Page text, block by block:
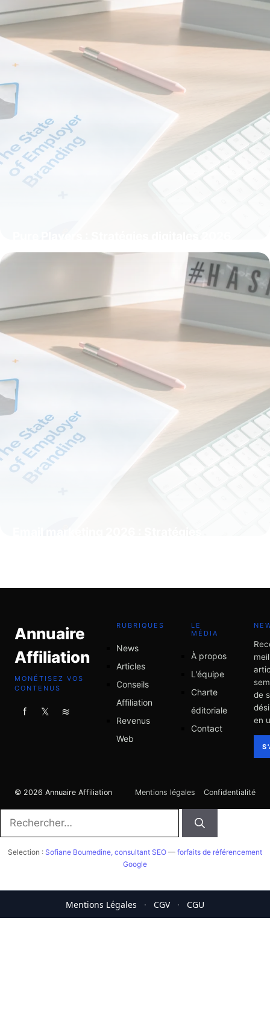
20 mai 2026
Annuaire
Affiliation
MONÉTISEZ VOS
CONTENUS
f 𝕏 ≋
RUBRIQUES
News
Articles
Conseils
Affiliation
Revenus
Web
LE
MÉDIA
À propos
L'équipe
Charte
éditoriale
Contact
de
en
© 2026 Annuaire Affiliation Mentions légales Confidentialité
Rechercher :
Selection : Sofiane Boumedine, consultant SEO — forfaits de référencement
Google
Mentions Légales · CGV · CGU